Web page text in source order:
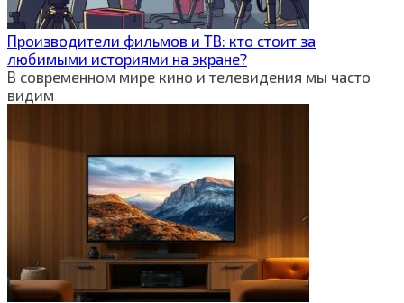
Производители фильмов и ТВ: кто стоит за
любимыми историями на экране?
В современном мире кино и телевидения мы часто
видим